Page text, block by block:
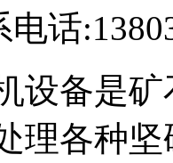
电话
设备是
理各种